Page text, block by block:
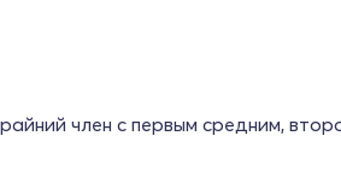
член с первым средним,